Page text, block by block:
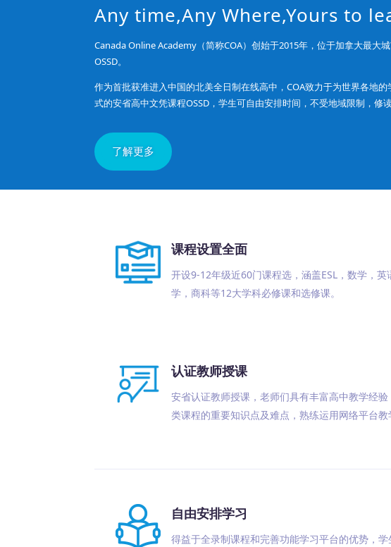
Any time,Any Where,Yours to
Canada Online Academy（简称COA）创始于2015年，位于加拿大最大
OSSD。
作为首批获准进入中国的北美全日制在线高中，COA致力于为世界各地
式的安省高中文凭课程OSSD，学生可自由安排时间，不受地域限制，修
了解更多
课程设置全面
开设9-12年级近60门课程选，涵盖ESL，数学，英
学，商科等12大学科必修课和选修课。
认证教师授课
安省认证教师授课，老师们具有丰富高中教学经验
类课程的重要知识点及难点，熟练运用网络平台教
自由安排学习
得益于全录制课程和完善功能学习平台的优势，学